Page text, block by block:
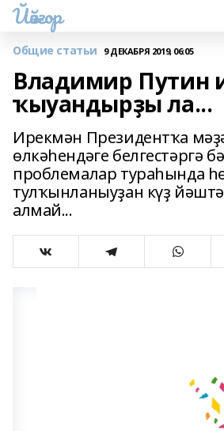
Йәйғор
Общие статьи 9 ДЕКАБРЯ 2019, 06:05
Владимир Путин
ҡыуандырҙы ла...
Ирекмән Президентҡа
өлкәһендәге белгестәргә
проблемалар тураһында
тулҡынланыуҙан күҙ
алмай...